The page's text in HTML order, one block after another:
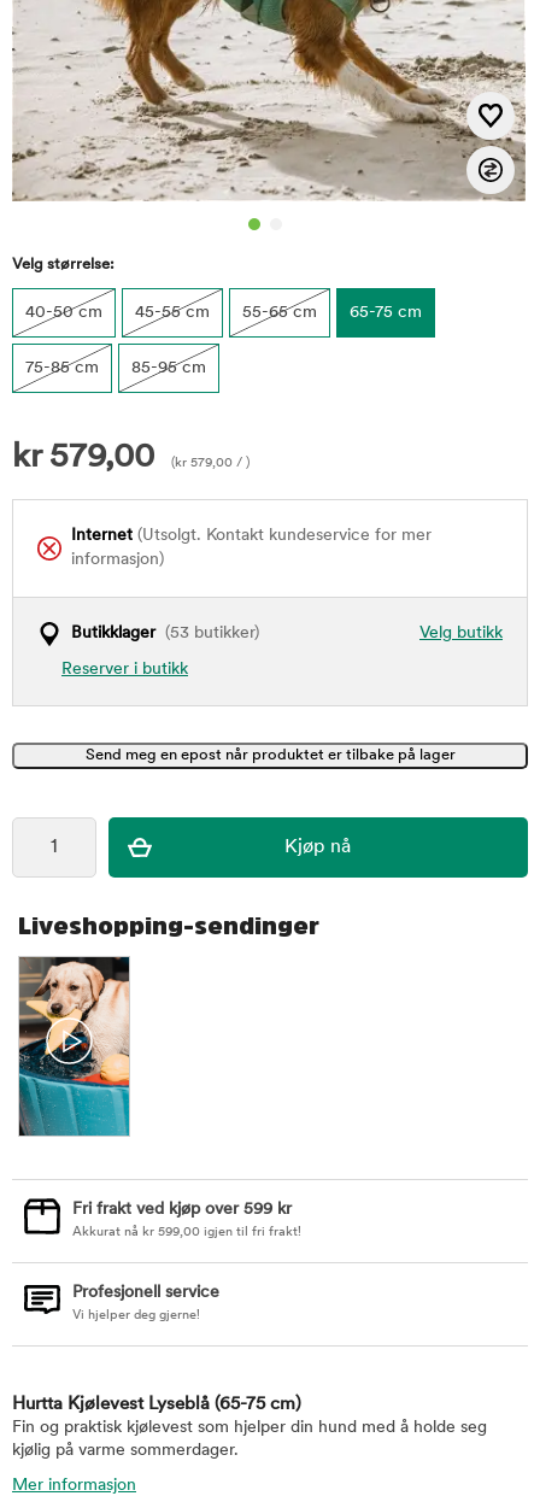
Velg størrelse:
40-50 cm 45-55 cm 55-65 cm 65-75 cm
75-85 cm 85-95 cm
kr 579,00 ( kr 579,00 / )
Internet (Utsolgt. Kontakt kundeservice for mer
informasjon)
Velg butikk
Butikklager(53 butikker)
Reserver i butikk
Liveshopping-sendinger
Fri frakt ved kjøp over 599 kr
Akkurat nå kr 599,00 igjen til fri frakt!
Profesjonell service
Vi hjelper deg gjerne!
Hurtta Kjølevest Lyseblå (65-75 cm)
Fin og praktisk kjølevest som hjelper din hund med å holde seg
kjølig på varme sommerdager.
Mer informasjon